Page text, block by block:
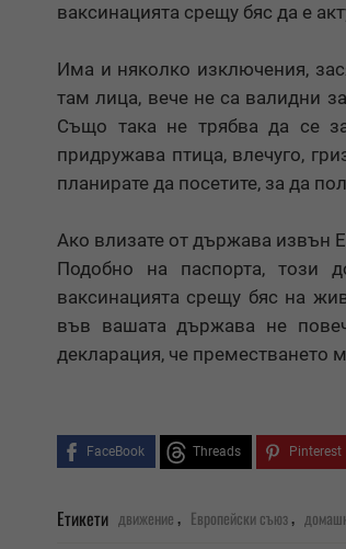
ваксинацията срещу бяс да е
Има и няколко изключения,
там лица, вече не са валидни
Също така не трябва да се
придружава птица, влечуго,
планирате да посетите, за да
Ако влизате от държава извън
Подобно на паспорта, този
ваксинацията срещу бяс на
във вашата държава не
декларация, че преместването
FaceBook Threads Pinterest
Етикети движение, Европейски съюз,